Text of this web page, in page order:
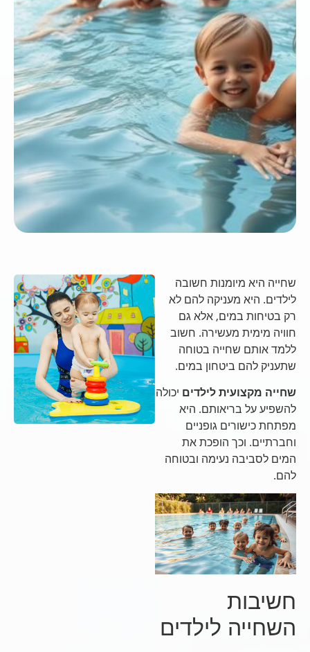
שחייה היא מיומנות חשובה
לילדים. היא מעניקה להם לא
רק בטיחות במים, אלא גם
חוויה מימית מעשירה. חשוב
ללמד אותם שחייה בטוחה
שתעניק להם ביטחון במים.
שחייה מקצועית לילדיםיכולה
להשפיע על בריאותם. היא
מפתחת כישורים גופניים
וחברתיים. וכך הופכת את
המים לסביבה נעימה ובטוחה
להם.
חשיבות
השחייה לילדים